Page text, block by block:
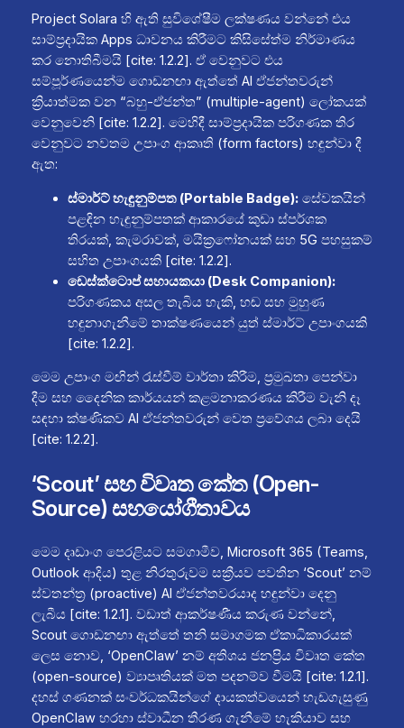
Project Solara හි ඇති සුවිශේෂීම ලක්ෂණය වන්නේ එය
සාම්ප්‍රදායික Apps ධාවනය කිරීමට කිසිසේත්ම නිර්මාණය
කර නොතිබීමයි [cite: 1.2.2]. ඒ වෙනුවට එය
සම්පූර්ණයෙන්ම ගොඩනඟා ඇත්තේ AI ඒජන්තවරුන්
ක්‍රියාත්මක වන “බහු-ඒජන්ත” (multiple-agent) ලෝකයක්
වෙනුවෙනි [cite: 1.2.2]. මෙහිදී සාම්ප්‍රදායික පරිගණක තිර
වෙනුවට නවතම උපාංග ආකෘති (form factors) හඳුන්වා දී
ඇත:
ස්මාර්ට් හැඳුනුම්පත (Portable Badge):සේවකයින්
පළඳින හැඳුනුම්පතක් ආකාරයේ කුඩා ස්පර්ශක
තිරයක්, කැමරාවක්, මයික්‍රෆෝනයක් සහ 5G පහසුකම්
සහිත උපාංගයකි [cite: 1.2.2].
ඩෙස්ක්ටොප් සහායකයා (Desk Companion):
පරිගණකය අසල තැබිය හැකි, හඬ සහ මුහුණ
හඳුනාගැනීමේ තාක්ෂණයෙන් යුත් ස්මාර්ට් උපාංගයකි
[cite: 1.2.2].
මෙම උපාංග මඟින් රැස්වීම් වාර්තා කිරීම, ප්‍රමුඛතා පෙන්වා
දීම සහ දෛනික කාර්යයන් කළමනාකරණය කිරීම වැනි දෑ
සඳහා ක්ෂණිකව AI ඒජන්තවරුන් වෙත ප්‍රවේශය ලබා දෙයි
[cite: 1.2.2].
‘Scout’ සහ විවෘත කේත (Open-
Source) සහයෝගීතාවය
මෙම දෘඩාංග පෙරළියට සමගාමීව, Microsoft 365 (Teams,
Outlook ආදිය) තුළ නිරතුරුවම සක්‍රීයව පවතින ‘Scout’ නම්
ස්වතන්ත්‍ර (proactive) AI ඒජන්තවරයාද හඳුන්වා දෙනු
ලැබීය [cite: 1.2.1]. වඩාත් ආකර්ෂණීය කරුණ වන්නේ,
Scout ගොඩනඟා ඇත්තේ තනි සමාගමක ඒකාධිකාරයක්
ලෙස නොව, ‘OpenClaw’ නම් අතිශය ජනප්‍රිය විවෘත කේත
(open-source) ව්‍යාපෘතියක් මත පදනම්ව වීමයි [cite: 1.2.1].
දහස් ගණනක් සංවර්ධකයින්ගේ දායකත්වයෙන් හැඩගැසුණු
OpenClaw හරහා ස්වාධීන තීරණ ගැනීමේ හැකියාව සහ